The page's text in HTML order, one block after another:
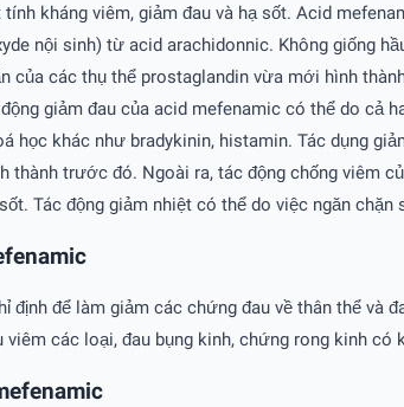
kháng viêm, giảm đau và hạ sốt. Acid
nội sinh) từ acid arachidonnic. Không giống
của các thụ thể prostaglandin vừa mới hình
giảm đau của acid mefenamic có thể do
học khác như bradykinin, histamin. Tác dụng
thành trước đó. Ngoài ra, tác động chống viêm
Tác động giảm nhiệt có thể do việc ngăn
để làm giảm các chứng đau về thân thể và
viêm các loại, đau bụng kinh, chứng rong kinh có